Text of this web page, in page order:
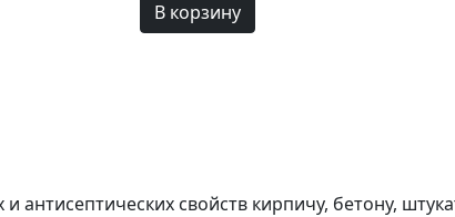
свойств кирпичу, бетону,